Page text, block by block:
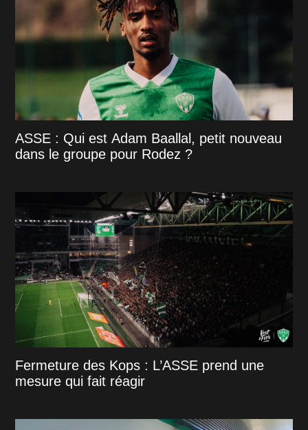
ASSE : Qui est Adam Baallal, petit nouveau
dans le groupe pour Rodez ?
Fermeture des Kops : L’ASSE prend une
mesure qui fait réagir